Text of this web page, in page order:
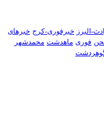
البرز خبرفوری-کرج خبرهای
فوری ماهدشت محمدشهر